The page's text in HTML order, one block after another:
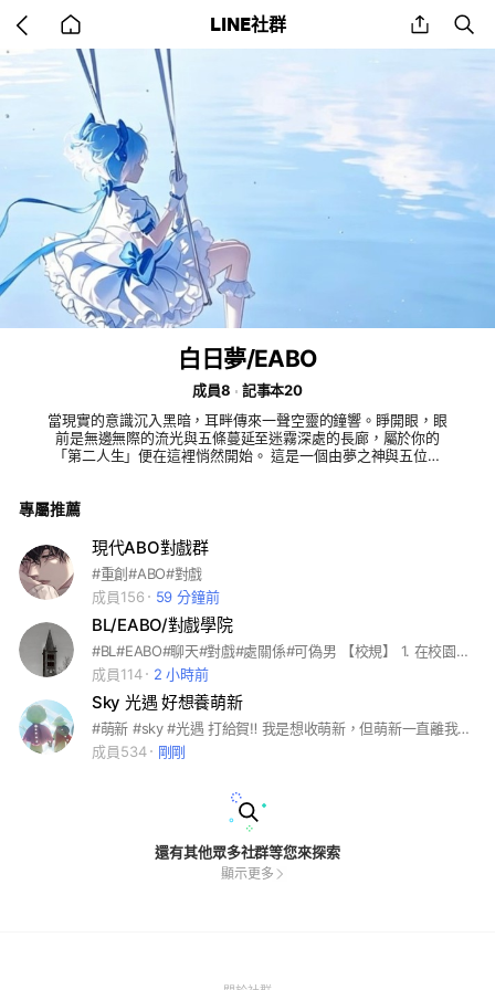
back
to
home
LINE社群 share
白日夢/EABO
成員8
記事本20
當現實的意識沉入黑暗，耳畔傳來一聲空靈的鐘響。睜開眼，眼
前是無邊無際的流光與五條蔓延至迷霧深處的長廊，屬於你的
「第二人生」便在這裡悄然開始。 這是一個由夢之神與五位管
至此，我們稱之為——「遇魂」。 在這裡，你可以放下現實沉
的一切，只要渴望夠強烈，沒有這裡做不到的事。 五大區域、
五種命運。 你可以自由步入心儀的區域登記定居。 是與其他遇
魂在神祕的領域相遇，還是在管理員的見證下探索夢境的邊界？
每一次命運的交錯，都將成為這場夢境遊戲裡最難忘的一頁。
夢之神的邀請函已悄然送達，下一位落筆改寫命運的主角，會是
你嗎？點擊以下連結，加入白日夢遇境。 #此群還在緩慢建設中
#對戲#科幻
專屬推薦
現代ABO對戲群
#重創#ABO#對戲
成員156
59 分鐘前
BL/EABO/對戲學院
#BL#EABO#聊天#對戲#處關係#可偽男 【校規】 1. 在校園內請使用#中之 （不懂中之的去記事本找） 2. 填單時間為一週，未達成者退學。 3. 禁止發生糾紛（包括辱罵、諷刺、暗示等行為），若不幸發生，請@群主或管理員處理。若經勸阻後，依然不知悔改，輕則大過一支，重則退學。 4. 請遵守以上的所有校規
成員114
2 小時前
Sky 光遇 好想養萌新
#萌新 #sky #光遇 打給賀‼️ 我是想收萌新，但萌新一直離我而去的女人。 所以開設這個群， 讓想養萌新的人跟萌新聚集在一起！ 不論你是純萌新還是半萌新，或是你已經玩了很久，大家都可以進來！ 玩門的別進，進了直接黑單😅謝謝 進來直接看記事本，違規直接再見👋 希望這裡人多起來👀🙏 -記事本可以發想找監護之類的貼文- ——不要棄養萌新‼️
成員534
剛剛
還有其他眾多社群等您來探索
顯示更多